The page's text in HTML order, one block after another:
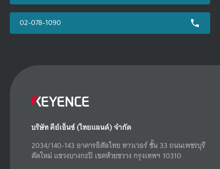
02-078-1090
บริษัท คีย์เอ็นซ์ (ไทยแลนด์) จำกัด
2034/140-143 อาคารอิตัลไทย ทาวเวอร์ ชั้น 33 ถนนเพชรบุรี
ตัดใหม่ แขวงบางกะปิ เขตห้วยขวาง กรุงเทพฯ 10310